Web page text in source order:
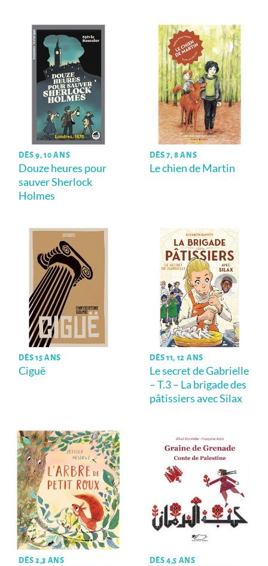
DÈS 9, 10 ANS
Douze heures pour
sauver Sherlock
Holmes
DÈS 7, 8 ANS
Le chien de Martin
DÈS 15 ANS
Ciguë
DÈS 11, 12 ANS
Le secret de Gabrielle
– T.3 – La brigade des
pâtissiers avec Silax
DÈS 2,3 ANS DÈS 4,5 ANS